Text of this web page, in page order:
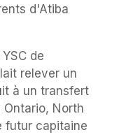
d'Atiba
de
relever un
à un transfert
North
futur capitaine